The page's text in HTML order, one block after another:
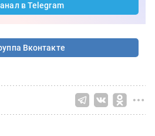
в Telegram
Вконтакте